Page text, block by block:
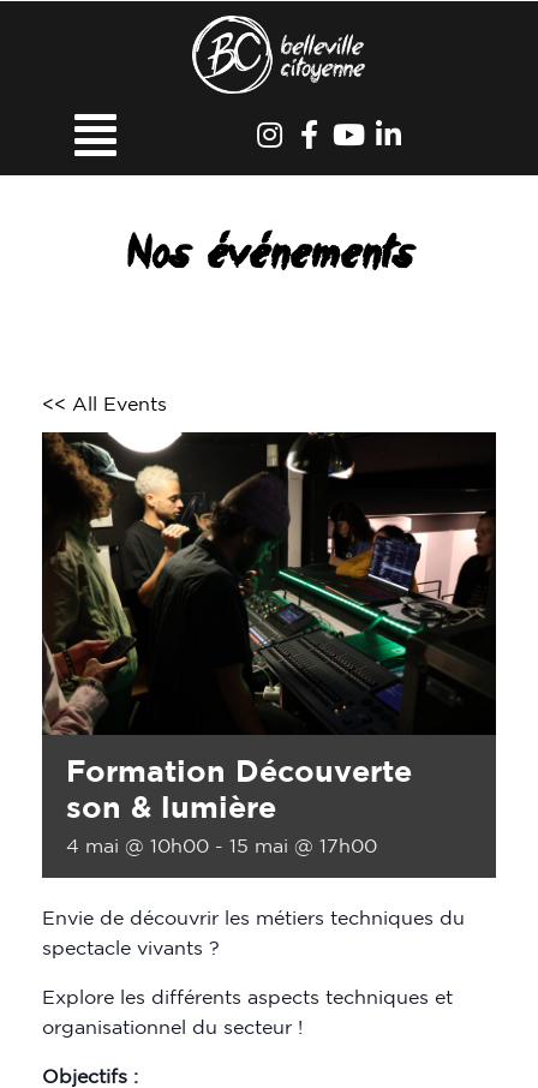
Nos événements
<< All Events
Formation Découverte
son & lumière
4 mai @ 10h00 - 15 mai @ 17h00
Envie de découvrir les métiers techniques du
spectacle vivants ?
Explore les différents aspects techniques et
organisationnel du secteur !
Objectifs :